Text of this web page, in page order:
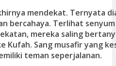
mendekat. Ternyata
bercahaya. Terlihat
mereka saling
Kufah. Sang musafir yang
teman seperjalanan.